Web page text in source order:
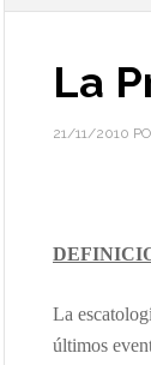
La
21/11/2010
La
últimos